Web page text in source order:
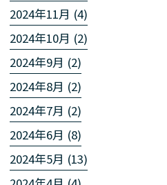
2024年11月 (4)
2024年10月 (2)
2024年9月 (2)
2024年8月 (2)
2024年7月 (2)
2024年6月 (8)
2024年5月 (13)